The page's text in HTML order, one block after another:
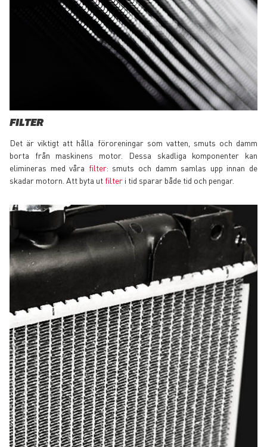
FILTER
Det är viktigt att hålla föroreningar som vatten, smuts och damm
borta från maskinens motor. Dessa skadliga komponenter kan
elimineras med våra filter: smuts och damm samlas upp innan de
skadar motorn. Att byta ut filter i tid sparar både tid och pengar.